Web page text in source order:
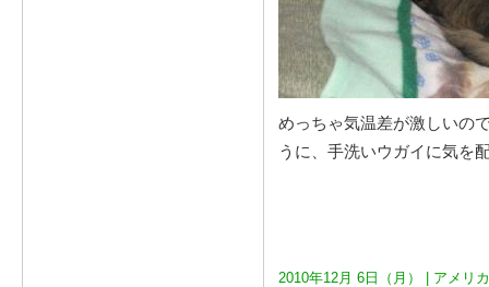
めっちゃ気温差が激しいの
うに、手洗いウガイに気を
2010年12月 6日（月） | アメリ